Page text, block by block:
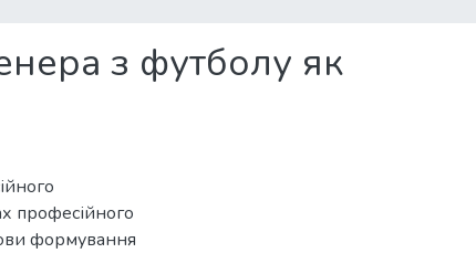
з футболу як
професійного
формування